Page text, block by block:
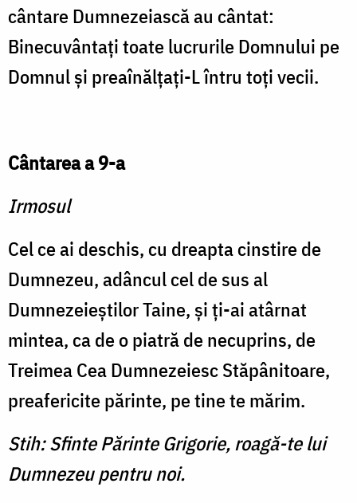
cântare Dumnezeiască au cântat:
Binecuvântaţi toate lucrurile Domnului pe
Domnul şi preaînălţaţi-L întru toţi vecii.
Cântarea a 9-a
Irmosul
Cel ce ai deschis, cu dreapta cinstire de
Dumnezeu, adâncul cel de sus al
Dumnezeieştilor Taine, şi ţi-ai atârnat
mintea, ca de o piatră de necuprins, de
Treimea Cea Dumnezeiesc Stăpânitoare,
preafericite părinte, pe tine te mărim.
Stih: Sfinte Părinte Grigorie, roagă-te lui
Dumnezeu pentru noi.